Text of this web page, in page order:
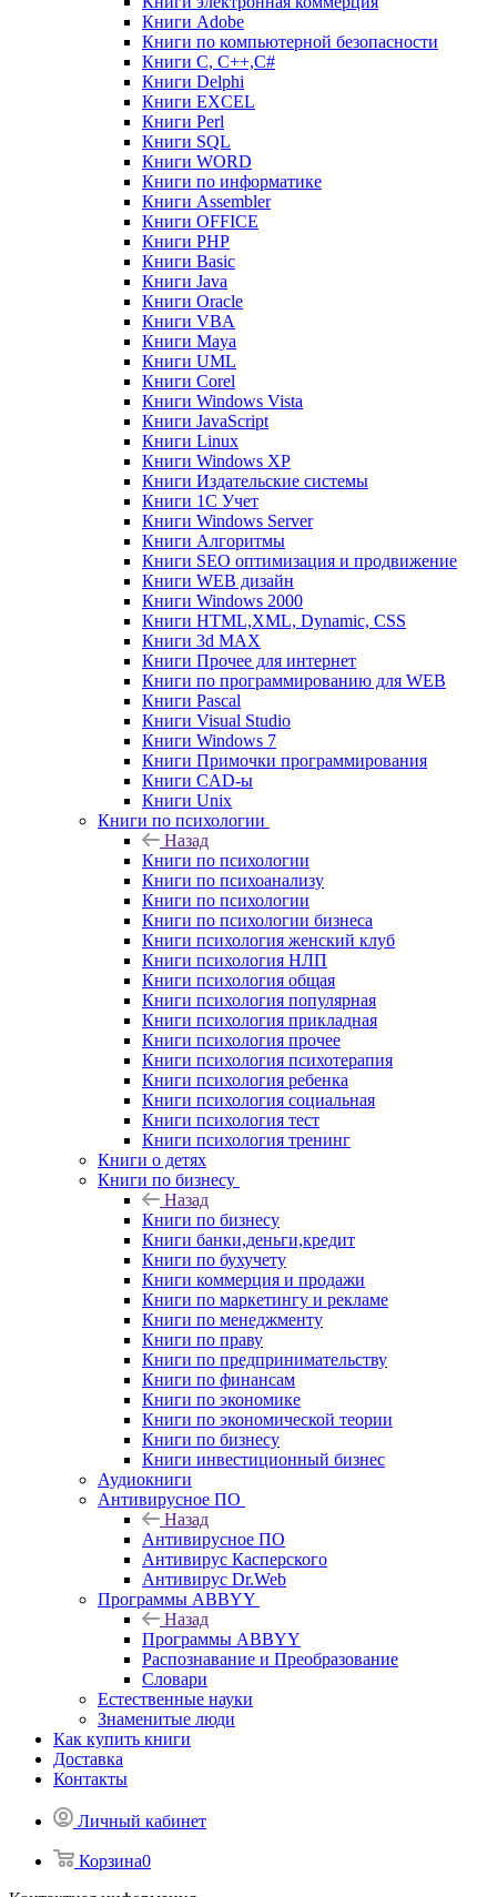
Книги Adobe
Книги по компьютерной безопасности
Книги C, C++,С#
Книги Delphi
Книги EXCEL
Книги Perl
Книги SQL
Книги WORD
Книги по информатике
Книги Assembler
Книги OFFICE
Книги PHP
Книги Basic
Книги Java
Книги Oracle
Книги VBA
Книги Maya
Книги UML
Книги Corel
Книги Windows Vista
Книги JavaScript
Книги Linux
Книги Windows XP
Книги Издательские системы
Книги 1C Учет
Книги Windows Server
Книги Алгоритмы
Книги SEO оптимизация и продвижение
Книги WEB дизайн
Книги Windows 2000
Книги HTML,XML, Dynamic, CSS
Книги 3d MAX
Книги Прочее для интернет
Книги по программированию для WEB
Книги Pascal
Книги Visual Studio
Книги Windows 7
Книги Примочки программирования
Книги CAD-ы
Книги Unix
Книги по психологии
Назад
Книги по психологии
Книги по психоанализу
Книги по психологии
Книги по психологии бизнеса
Книги психология женский клуб
Книги психология НЛП
Книги психология общая
Книги психология популярная
Книги психология прикладная
Книги психология прочее
Книги психология психотерапия
Книги психология ребенка
Книги психология социальная
Книги психология тест
Книги психология тренинг
Книги о детях
Книги по бизнесу
Назад
Книги по бизнесу
Книги банки,деньги,кредит
Книги по бухучету
Книги коммерция и продажи
Книги по маркетингу и рекламе
Книги по менеджменту
Книги по праву
Книги по предпринимательству
Книги по финансам
Книги по экономике
Книги по экономической теории
Книги по бизнесу
Книги инвестиционный бизнес
Аудиокниги
Антивирусное ПО
Назад
Антивирусное ПО
Антивирус Касперского
Антивирус Dr.Web
Программы ABBYY
Назад
Программы ABBYY
Распознавание и Преобразование
Словари
Естественные науки
Знаменитые люди
Как купить книги
Доставка
Контакты
Личный кабинет
Корзина0